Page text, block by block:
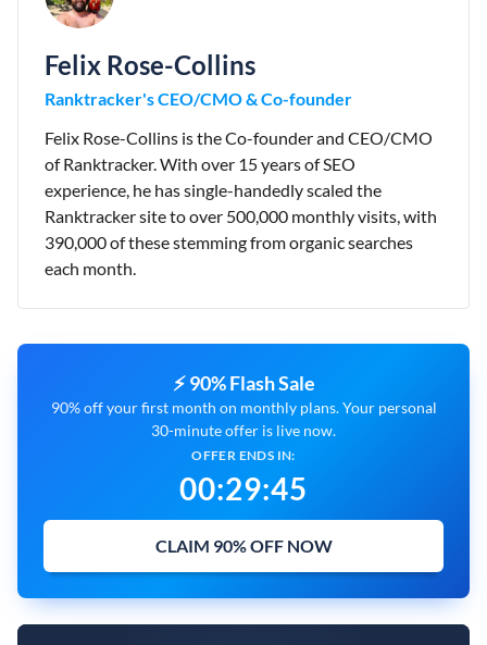
Felix Rose-Collins
Ranktracker's CEO/CMO & Co-founder
Felix Rose-Collins is the Co-founder and CEO/CMO
of Ranktracker. With over 15 years of SEO
experience, he has single-handedly scaled the
Ranktracker site to over 500,000 monthly visits, with
390,000 of these stemming from organic searches
each month.
⚡ 90% Flash Sale
90% off your first month on monthly plans. Your personal
30-minute offer is live now.
OFFER ENDS IN:
00:29:44
CLAIM 90% OFF NOW